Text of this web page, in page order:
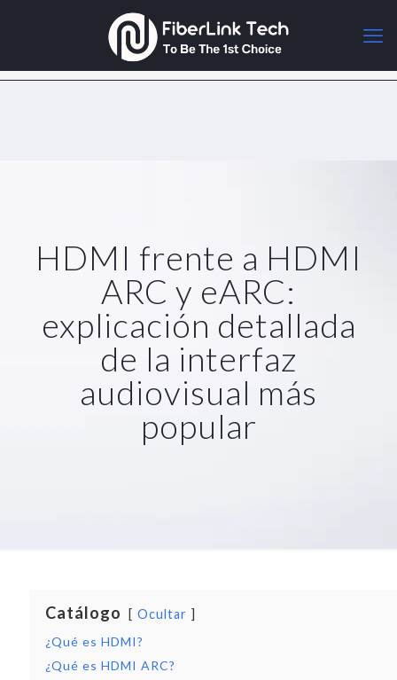
HDMI frente a HDMI
ARC y eARC:
explicación detallada
de la interfaz
audiovisual más
popular
Catálogo
Ocultar
¿Qué es HDMI?
¿Qué es HDMI ARC?